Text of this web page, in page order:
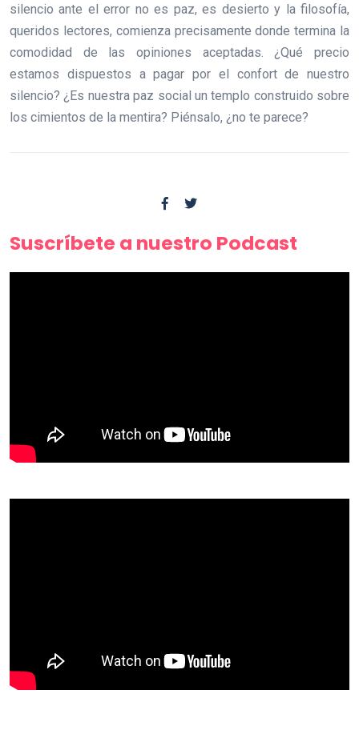
silencio ante el error no es paz, es desierto y la filosofía,
queridos lectores, comienza precisamente donde termina la
comodidad de las opiniones aceptadas. ¿Qué precio
estamos dispuestos a pagar por el confort de nuestro
silencio? ¿Es nuestra paz social un templo construido sobre
los cimientos de la mentira? Piénsalo, ¿no te parece?
Suscríbete a nuestro Podcast